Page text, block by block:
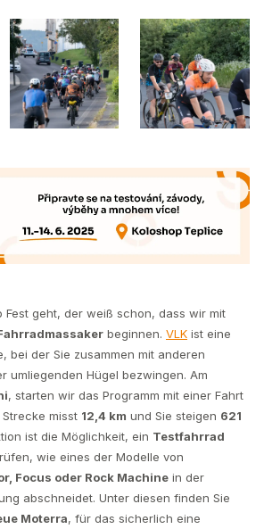
Fest geht, der weiß schon, dass wir mit
beginnen. VLK ist eine
bei der Sie zusammen mit anderen
umliegenden Hügel bezwingen. Am
, starten wir das Programm mit einer Fahrt
Strecke misst 12,4 km und Sie steigen 621
ist die Möglichkeit, ein Testfahrrad
wie eines der Modelle von
Focus oder Rock Machine in der
abschneidet. Unter diesen finden Sie
Moterra, für das sicherlich eine